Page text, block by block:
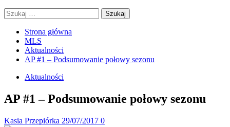
Szukaj:
Strona główna
MLS
Aktualności
AP #1 – Podsumowanie połowy sezonu
Aktualności
AP #1 – Podsumowanie połowy sezonu
Kasia Przepiórka 29/07/2017 0